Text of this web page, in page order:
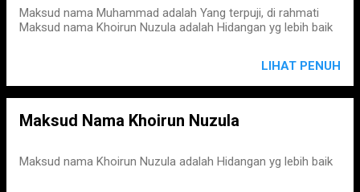
Maksud nama Muhammad adalah Yang terpuji, di rahmati
Maksud nama Khoirun Nuzula adalah Hidangan yg lebih baik
LIHAT PENUH
Maksud Nama Khoirun Nuzula
Maksud nama Khoirun Nuzula adalah Hidangan yg lebih baik